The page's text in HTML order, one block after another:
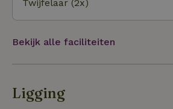
Twijfelaar (2x)
Bekijk alle faciliteiten
Ligging